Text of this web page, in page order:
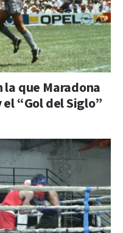
la que Maradona
“Gol del Siglo”